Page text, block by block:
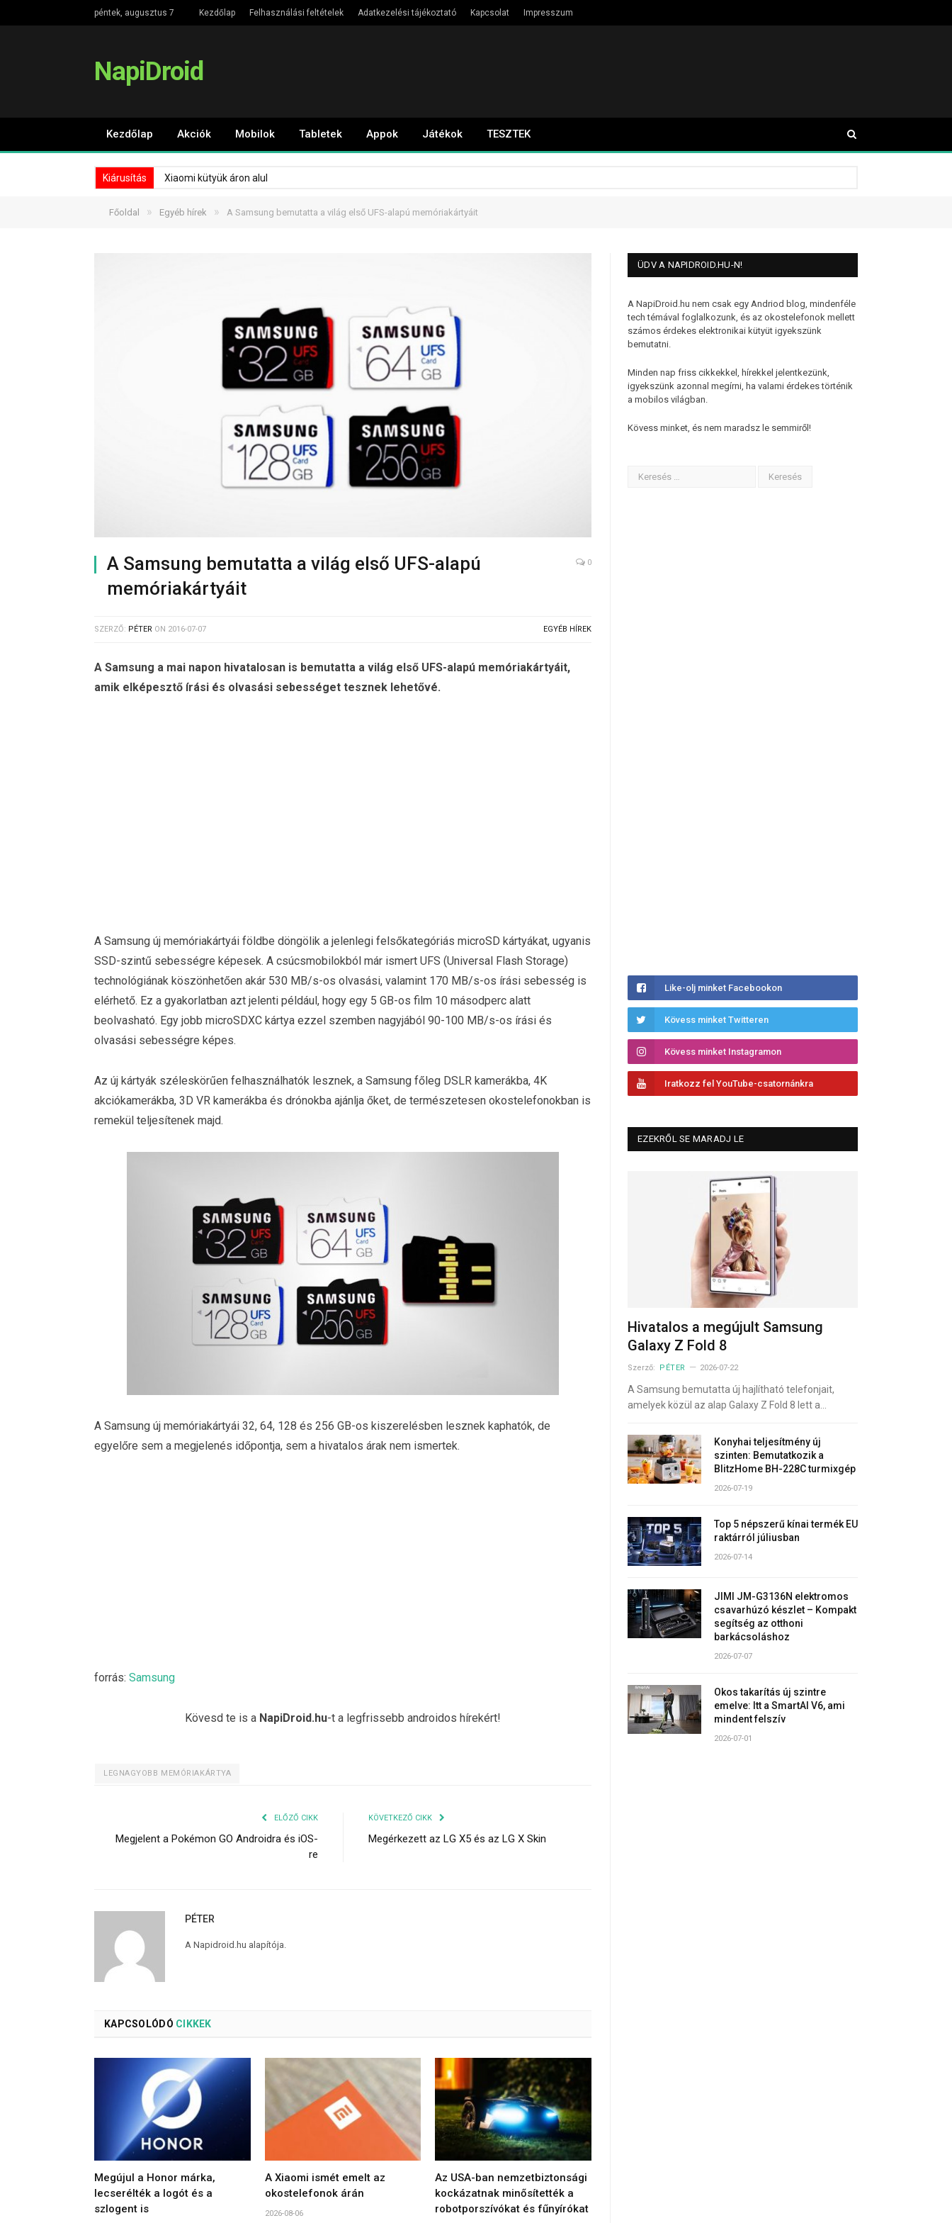
péntek, augusztus 7 Kezdőlap Felhasználási feltételek Adatkezelési tájékoztató Kapcsolat Impresszum
NapiDroid
Kezdőlap Akciók Mobilok Tabletek Appok Játékok TESZTEK
Kiárusítás Xiaomi kütyük áron alul
Főoldal » Egyéb hírek » A Samsung bemutatta a világ első UFS-alapú memóriakártyáit
A Samsung bemutatta a világ első UFS-alapú
memóriakártyáit
0
SZERZŐ: PÉTER ON 2016-07-07 EGYÉB HÍREK
A Samsung a mai napon hivatalosan is bemutatta a világ első UFS-alapú memóriakártyáit,
amik elképesztő írási és olvasási sebességet tesznek lehetővé.
A Samsung új memóriakártyái földbe döngölik a jelenlegi felsőkategóriás microSD kártyákat, ugyanis
SSD-szintű sebességre képesek. A csúcsmobilokból már ismert UFS (Universal Flash Storage)
technológiának köszönhetően akár 530 MB/s-os olvasási, valamint 170 MB/s-os írási sebesség is
elérhető. Ez a gyakorlatban azt jelenti például, hogy egy 5 GB-os film 10 másodperc alatt
beolvasható. Egy jobb microSDXC kártya ezzel szemben nagyjából 90-100 MB/s-os írási és
olvasási sebességre képes.
Az új kártyák széleskörűen felhasználhatók lesznek, a Samsung főleg DSLR kamerákba, 4K
akciókamerákba, 3D VR kamerákba és drónokba ajánlja őket, de természetesen okostelefonokban is
remekül teljesítenek majd.
A Samsung új memóriakártyái 32, 64, 128 és 256 GB-os kiszerelésben lesznek kaphatók, de
egyelőre sem a megjelenés időpontja, sem a hivatalos árak nem ismertek.
forrás: Samsung
Kövesd te is a NapiDroid.hu-t a legfrissebb androidos hírekért!
LEGNAGYOBB MEMÓRIAKÁRTYA
ELŐZŐ CIKK
Megjelent a Pokémon GO Androidra és iOS-
re
KÖVETKEZŐ CIKK
Megérkezett az LG X5 és az LG X Skin
PÉTER
A Napidroid.hu alapítója.
KAPCSOLÓDÓ CIKKEK
Megújul a Honor márka,
lecserélték a logót és a
szlogent is
A Xiaomi ismét emelt az
okostelefonok árán
2026-08-06
Az USA-ban nemzetbiztonsági
kockázatnak minősítették a
robotporszívókat és fűnyírókat
ÜDV A NAPIDROID.HU-N!
A NapiDroid.hu nem csak egy Andriod blog, mindenféle
tech témával foglalkozunk, és az okostelefonok mellett
számos érdekes elektronikai kütyüt igyekszünk
bemutatni.
Minden nap friss cikkekkel, hírekkel jelentkezünk,
igyekszünk azonnal megírni, ha valami érdekes történik
a mobilos világban.
Kövess minket, és nem maradsz le semmiről!
Like-olj minket Facebookon
Kövess minket Twitteren
Kövess minket Instagramon
Iratkozz fel YouTube-csatornánkra
EZEKRŐL SE MARADJ LE
Hivatalos a megújult Samsung
Galaxy Z Fold 8
Szerző: PÉTER 2026-07-22
A Samsung bemutatta új hajlítható telefonjait,
amelyek közül az alap Galaxy Z Fold 8 lett a…
Konyhai teljesítmény új
szinten: Bemutatkozik a
BlitzHome BH-228C turmixgép
2026-07-19
Top 5 népszerű kínai termék EU
raktárról júliusban
2026-07-14
JIMI JM-G3136N elektromos
csavarhúzó készlet – Kompakt
segítség az otthoni
barkácsoláshoz
2026-07-07
Okos takarítás új szintre
emelve: Itt a SmartAI V6, ami
mindent felszív
2026-07-01